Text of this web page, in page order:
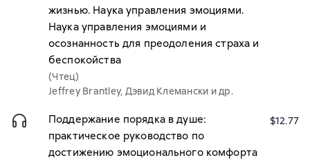
жизнью. Наука управления эмоциями.
Наука управления эмоциями и
осознанность для преодоления страха и
беспокойства
(Чтец)
Jeffrey Brantley, Дэвид Клемански и др.
Поддержание порядка в душе:
практическое руководство по
достижению эмоционального комфорта
$12.77